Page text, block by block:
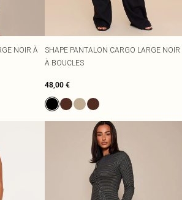
NOIR À
SHAPE PANTALON CARGO LARGE NOIR
À BOUCLES
48,00 €